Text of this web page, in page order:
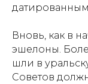
датированным
Вновь, как в
эшелоны.
шли в
Советов